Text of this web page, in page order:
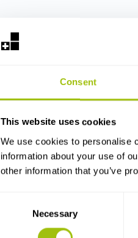
Consent
This website uses cookies
We use cookies to personalise
information about your use of
other information that you’ve
Necessary